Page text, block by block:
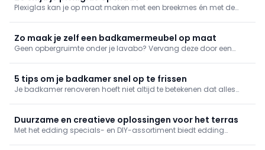
Plexiglas kan je op maat maken met een breekmes én met de
Zo maak je zelf een badkamermeubel op maat
Geen opbergruimte onder je lavabo? Vervang deze door een
badkamer. Bekijk hoe wij het doen en ga zelf aan de slag!
5 tips om je badkamer snel op te frissen
Je badkamer renoveren hoeft niet altijd te betekenen dat alles
makkelijk een frisse look, zonder grote werken.
Duurzame en creatieve oplossingen voor het terras
Met het edding specials- en DIY-assortiment biedt edding